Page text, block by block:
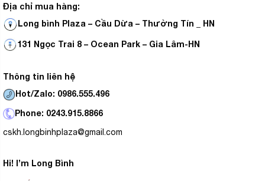
Địa chỉ mua hàng:
Long bình Plaza – Cầu Dừa – Thường Tín _ HN
131 Ngọc Trai 8 – Ocean Park – Gia Lâm-HN
Thông tin liên hệ
Hot/Zalo: 0986.555.496
Phone: 0243.915.8866
cskh.longbinhplaza@gmail.com
Hi! I’m Long Bình